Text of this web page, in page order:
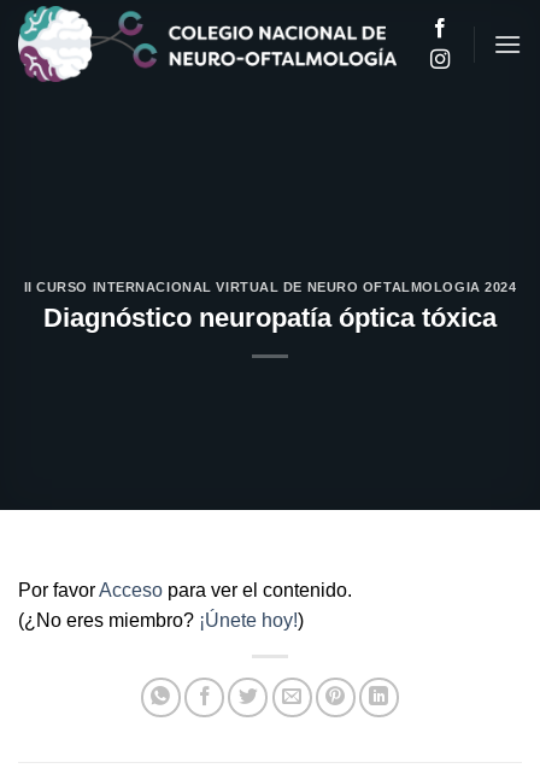
Saltar
contenido
II CURSO INTERNACIONAL VIRTUAL DE NEURO OFTALMOLOGIA 2024
Diagnóstico neuropatía óptica tóxica
Por favorAcceso para ver el contenido.
(¿No eres miembro? ¡Únete hoy!)